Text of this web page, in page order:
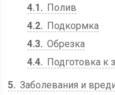
4.1
Полив
4.2
Подкормка
4.3 Обрезка
4.4
Подготовка к
5 Заболевания и